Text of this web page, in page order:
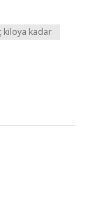
kiloya kadar